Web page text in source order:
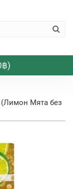
฿)
(Лимон Мята без